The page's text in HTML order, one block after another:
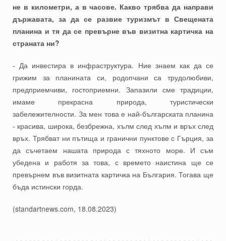
не в километри, а в часове. Какво трябва да направи
държавата, за да се развие туризмът в Свещената
планина и тя да се превърне във визитна картичка на
страната ни?
- Да инвестира в инфраструктура. Ние знаем как да се
грижим за планината си, родопчани са трудолюбиви,
предприемчиви, гостоприемни. Запазили сме традиции,
имаме прекрасна природа, туристически
забележителности. За мен това е най-българската планина
- красива, широка, безбрежна, хълм след хълм и връх след
връх. Трябват ни пътища и гранични пунктове с Гърция, за
да съчетаем нашата природа с тяхното море. И съм
убедена и работя за това, с времето наистина ще се
превърнем във визитната картичка на България. Тогава ще
бъда истински горда.
(standartnews.com, 18.08.2023)